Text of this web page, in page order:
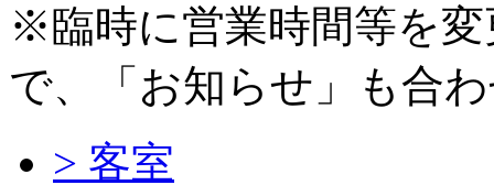
※臨時に営業時間等を
で、「お知らせ」も合
> 客室